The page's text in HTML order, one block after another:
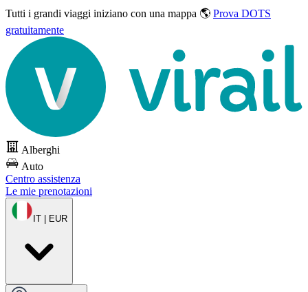
Tutti i grandi viaggi iniziano con una mappa 🌎 Prova DOTS
gratuitamente
Alberghi
Auto
Centro assistenza
Le mie prenotazioni
IT | EUR